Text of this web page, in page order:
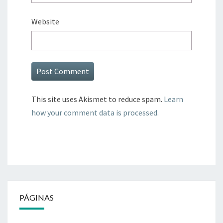
Website
This site uses Akismet to reduce spam. Learn
how your comment data is processed.
PÁGINAS